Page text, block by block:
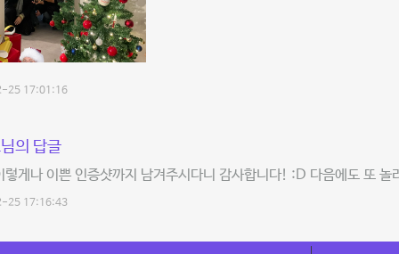
25 17:01:16
의 답글
게나 이쁜 인증샷까지 남겨주시다니 감사합니다! :D 다음에도 또 놀
25 17:16:43